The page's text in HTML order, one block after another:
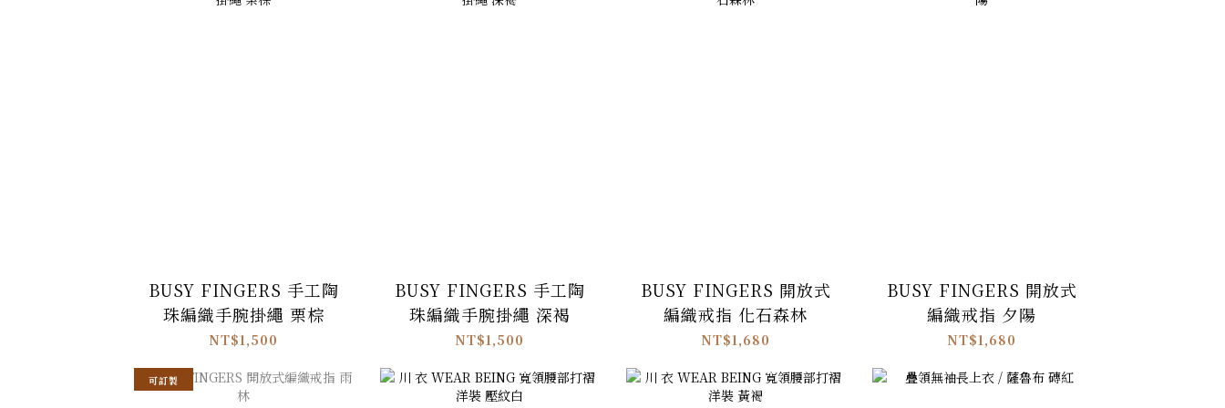
BUSY FINGERS 手工陶
珠編織手腕掛繩 栗棕
NT$1,500
BUSY FINGERS 手工陶
珠編織手腕掛繩 深褐
NT$1,500
BUSY FINGERS 開放式
編織戒指 化石森林
NT$1,680
BUSY FINGERS 開放式
編織戒指 夕陽
NT$1,680
可訂製